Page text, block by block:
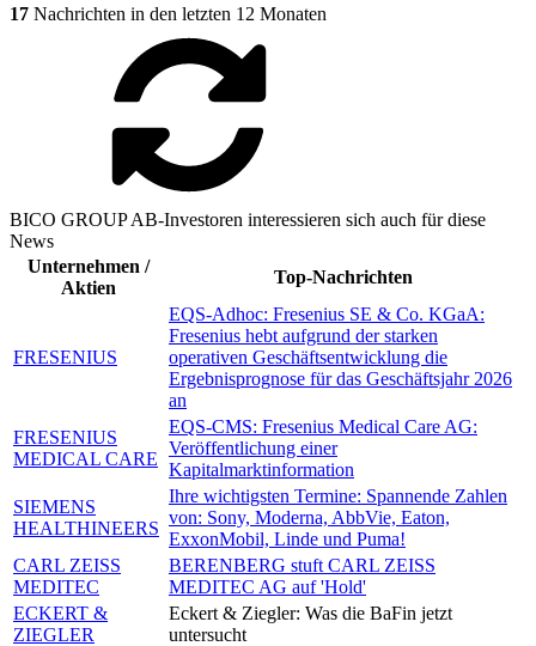
17 Nachrichten in den letzten 12 Monaten
BICO GROUP AB-Investoren interessieren sich auch für diese
News
Unternehmen /
Aktien
Top-Nachrichten
FRESENIUS
EQS-Adhoc: Fresenius SE & Co. KGaA:
Fresenius hebt aufgrund der starken
operativen Geschäftsentwicklung die
Ergebnisprognose für das Geschäftsjahr 2026
an
FRESENIUS
MEDICAL CARE
EQS-CMS: Fresenius Medical Care AG:
Veröffentlichung einer
Kapitalmarktinformation
SIEMENS
HEALTHINEERS
Ihre wichtigsten Termine: Spannende Zahlen
von: Sony, Moderna, AbbVie, Eaton,
ExxonMobil, Linde und Puma!
CARL ZEISS
MEDITEC
BERENBERG stuft CARL ZEISS
MEDITEC AG auf 'Hold'
ECKERT &
ZIEGLER
Eckert & Ziegler: Was die BaFin jetzt
untersucht